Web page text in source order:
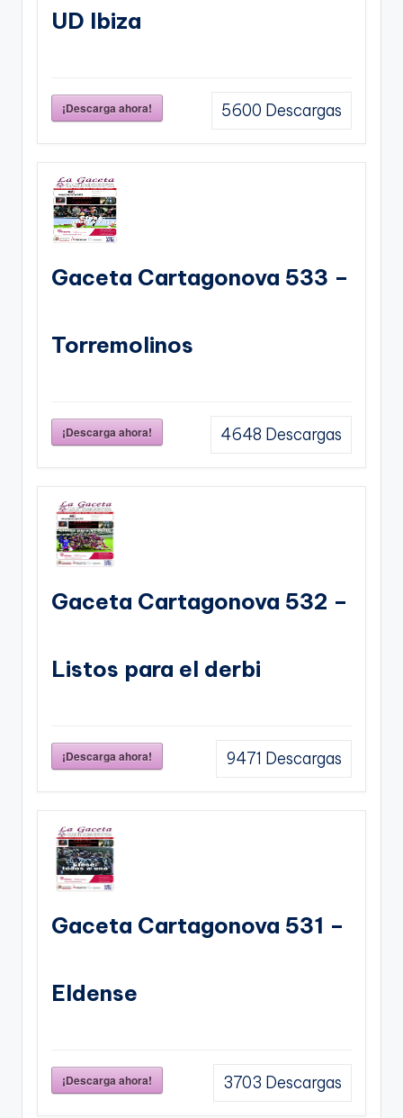
UD Ibiza
¡Descarga ahora! 5600 Descargas
Gaceta Cartagonova 533 –
Torremolinos
¡Descarga ahora! 4648 Descargas
Gaceta Cartagonova 532 –
Listos para el derbi
¡Descarga ahora! 9471 Descargas
Gaceta Cartagonova 531 –
Eldense
¡Descarga ahora! 3703 Descargas